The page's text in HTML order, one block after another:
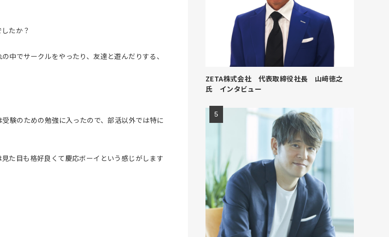
たか？
中でサークルをやったり、友達と遊んだりする、
験のための勉強に入ったので、部活以外では特に
た目も格好良くて慶応ボーイという感じがします
ZETA株式会社 代表取締役社長 山﨑徳之
氏 インタビュー